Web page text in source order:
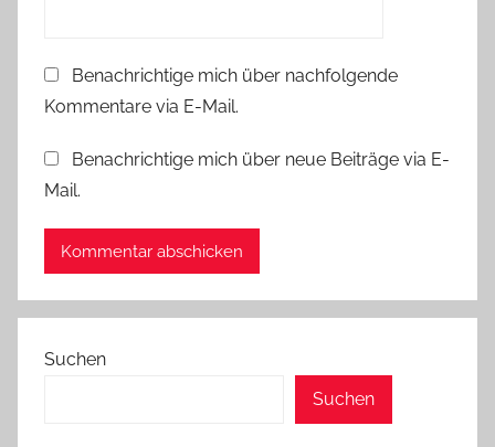
Benachrichtige mich über nachfolgende
Kommentare via E-Mail.
Benachrichtige mich über neue Beiträge via E-
Mail.
Suchen
Suchen